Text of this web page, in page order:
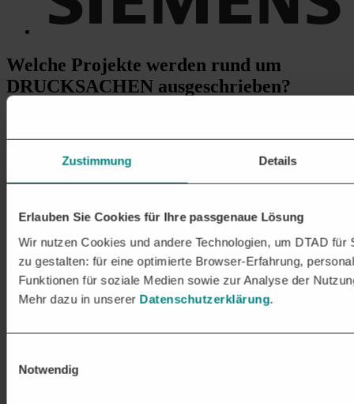
Zustimmung Details
Erlauben Sie Cookies für Ihre passgenaue Lösung
Wir nutzen Cookies und andere Technologien, um DTAD
zu gestalten: für eine optimierte Browser-Erfahrung,
Funktionen für soziale Medien sowie zur Analyse der
Mehr dazu in unserer Datenschutzerklärung.
Notwendig
Welche Projekte werden rund um
DRUCKSACHEN ausgeschrieben?
Behörden.
Formularen, Quittungen, Rechnungsblöcken und
Buch- und Zeitschriftendruck
Druck von Büchern, Magazinen, wissenschaftlichen
Publikationen und Zeitungen in kleinen und großen Auflagen.